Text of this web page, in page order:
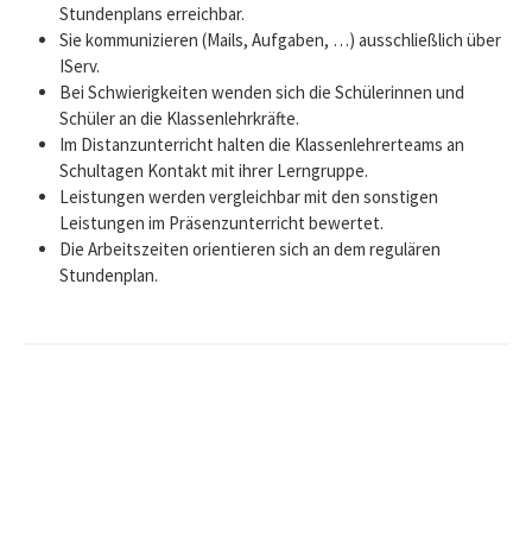
Stundenplans erreichbar.
Sie kommunizieren (Mails, Aufgaben, …) ausschließlich über
IServ.
Bei Schwierigkeiten wenden sich die Schülerinnen und
Schüler an die Klassenlehrkräfte.
Im Distanzunterricht halten die Klassenlehrerteams an
Schultagen Kontakt mit ihrer Lerngruppe.
Leistungen werden vergleichbar mit den sonstigen
Leistungen im Präsenzunterricht bewertet.
Die Arbeitszeiten orientieren sich an dem regulären
Stundenplan.